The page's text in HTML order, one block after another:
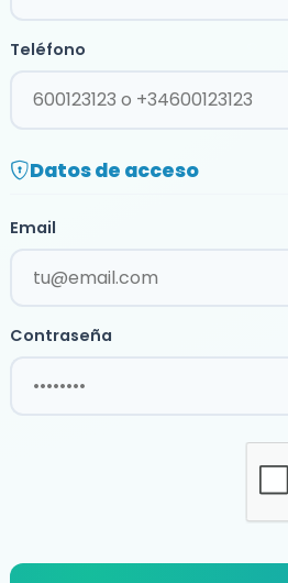
Teléfono
Datos de acceso
Email
Contraseña